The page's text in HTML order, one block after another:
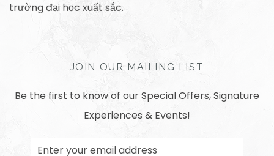
trường đại học xuất sắc.
JOIN OUR MAILING LIST
Be the first to know of our Special Offers, Signature
Experiences & Events!
Email